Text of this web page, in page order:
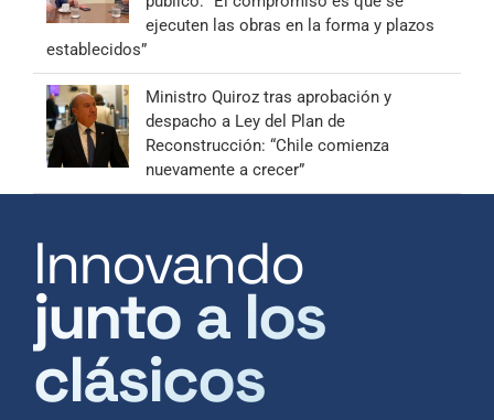
ejecuten las obras en la forma y plazos
establecidos”
Ministro Quiroz tras aprobación y
despacho a Ley del Plan de
Reconstrucción: “Chile comienza
nuevamente a crecer”
Innovando
junto a los
clásicos